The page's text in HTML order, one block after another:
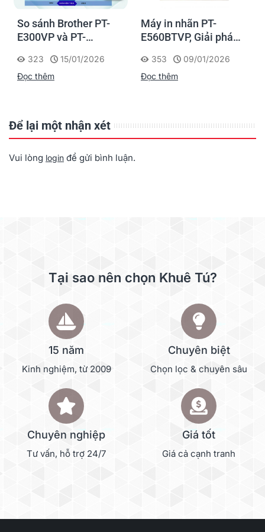
So sánh Brother PT-
E300VP và PT-
323
15/01/2026
Đọc thêm
Máy in nhãn PT-
E560BTVP, Giải pháp
cho thi công Điện -
Mạng - Viễn Thông
353
09/01/2026
Đọc thêm
Để lại một nhận xét
Vui lòng login để gửi bình luận.
Tại sao nên chọn Khuê Tú?
15 năm
Kinh nghiệm, từ 2009
Chuyên biệt
Chọn lọc & chuyên sâu
Chuyên nghiệp
Tư vấn, hỗ trợ 24/7
Giá tốt
Giá cả cạnh tranh